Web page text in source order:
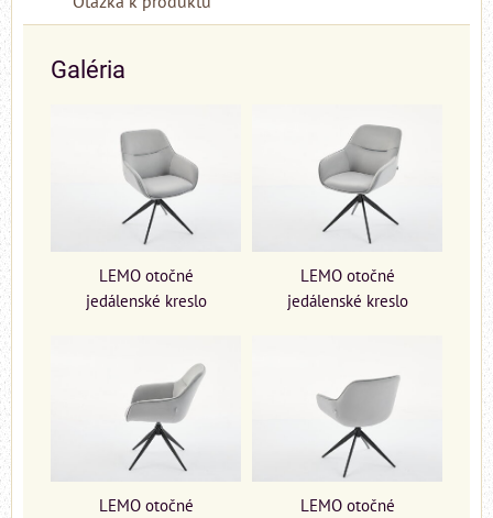
Galéria
LEMO otočné
jedálenské kreslo
LEMO otočné
jedálenské kreslo
LEMO otočné
LEMO otočné